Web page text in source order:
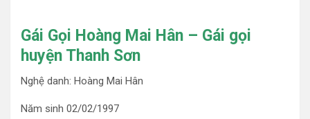
Gái Gọi Hoàng Mai Hân – Gái gọi
huyện Thanh Sơn
Nghệ danh: Hoàng Mai Hân
Năm sinh 02/02/1997